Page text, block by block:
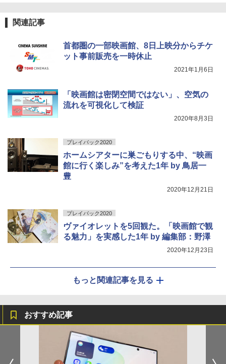
関連記事
首都圏の一部映画館、8日上映分からチケ
ット事前販売を一時休止
2021年1月6日
「映画館は密閉空間ではない」、空気の
流れを可視化して検証
2020年8月3日
プレイバック2020
ホームシアターに巣ごもりする中、“映画
館に行く楽しみ”を考えた1年 by 鳥居一
豊
2020年12月21日
プレイバック2020
ヴァイオレットを5回観た。「映画館で観
る魅力」を実感した1年 by 編集部：野澤
2020年12月23日
もっと関連記事を見る
おすすめ記事